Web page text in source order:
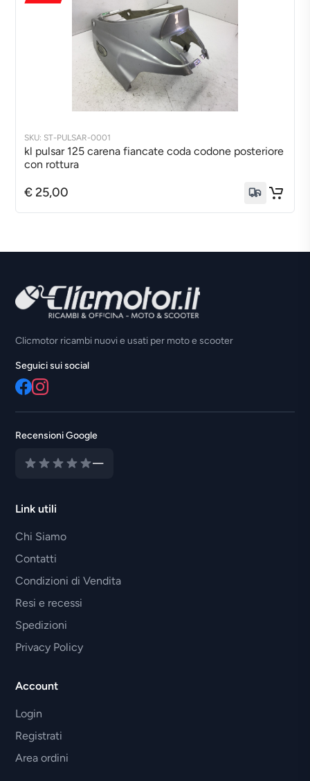
HONDA
ITALJET MOTO
KAWASAKI
KEEWAY
KTM
KYMCO
LML
MALAGUTI
MOTO GUZZI
MOTO MORINI
PIAGGIO
RENAULT
SKU: ST-PULSAR-0001
kl pulsar 125 carena fiancate coda codone posteriore
con rottura
€ 25,00
Clicmotor ricambi nuovi e usati per moto e scooter
Seguici sui social
Recensioni Google
—
Link utili
Chi Siamo
Contatti
Condizioni di Vendita
Resi e recessi
Spedizioni
Privacy Policy
Account
Login
Registrati
Area ordini